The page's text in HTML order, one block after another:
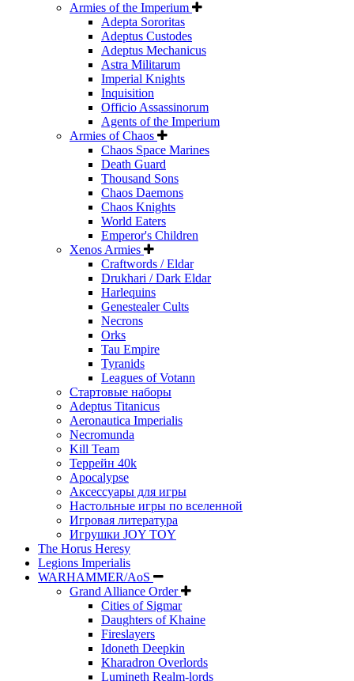
Armies of the Imperium
Adepta Sororitas
Adeptus Custodes
Adeptus Mechanicus
Astra Militarum
Imperial Knights
Inquisition
Officio Assassinorum
Agents of the Imperium
Armies of Chaos
Chaos Space Marines
Death Guard
Thousand Sons
Chaos Daemons
Chaos Knights
World Eaters
Emperor's Children
Xenos Armies
Craftwords / Eldar
Drukhari / Dark Eldar
Harlequins
Genestealer Cults
Necrons
Orks
Tau Empire
Tyranids
Leagues of Votann
Стартовые наборы
Adeptus Titanicus
Aeronautica Imperialis
Necromunda
Kill Team
Террейн 40k
Apocalypse
Аксессуары для игры
Настольные игры по вселенной
Игровая литература
Игрушки JOY TOY
The Horus Heresy
Legions Imperialis
WARHAMMER/AoS
Grand Alliance Order
Cities of Sigmar
Daughters of Khaine
Fireslayers
Idoneth Deepkin
Kharadron Overlords
Lumineth Realm-lords